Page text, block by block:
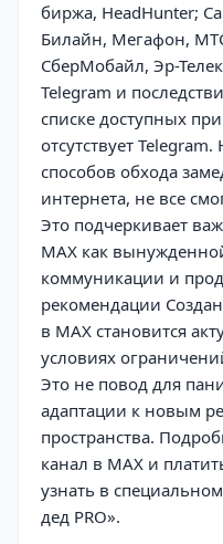
биржа, HeadHunter;
Билайн, Мегафон,
СберМобайл, Эр-
Telegram и
списке доступных
отсутствует
способов обхода
интернета, не все
Это подчеркивает
MAX как
коммуникации и
рекомендации
в MAX становится
условиях
Это не повод для
адаптации к новым
пространства.
канал в MAX и
узнать в
дед PRO».